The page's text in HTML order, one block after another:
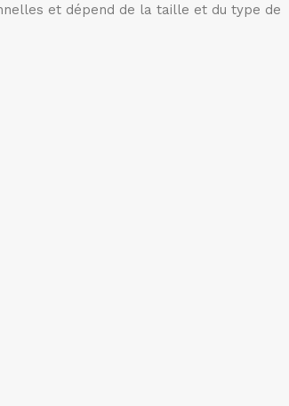
et dépend de la taille et du type de